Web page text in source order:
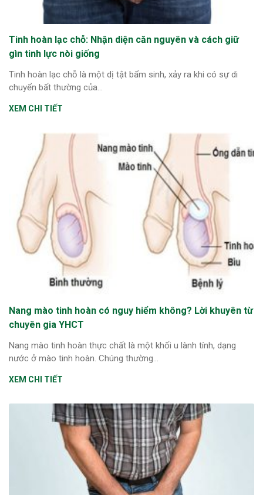
Tinh hoàn lạc chỗ: Nhận diện căn nguyên và cách giữ
gìn tinh lực nòi giống
Tinh hoàn lạc chỗ là một dị tật bẩm sinh, xảy ra khi có sự di
chuyển bất thường của...
XEM CHI TIẾT
Nang mào tinh hoàn có nguy hiểm không? Lời khuyên từ
chuyên gia YHCT
Nang mào tinh hoàn thực chất là một khối u lành tính, dạng
nước ở mào tinh hoàn. Chúng thường...
XEM CHI TIẾT